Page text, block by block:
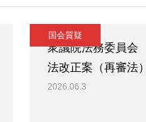
国会質疑
衆議院法務委員
法改正案（再審法
2026.06.3